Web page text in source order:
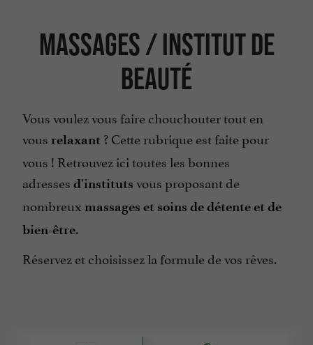
Massages / Institut de
beauté
Vous voulez vous faire chouchouter tout en
vous relaxant ? Cette rubrique est faite pour
vous ! Retrouvez ici toutes les bonnes
adresses d'instituts vous proposant de
nombreux massages et soins de détente et de
bien-être.
Réservez et choisissez la formule de vos rêves.